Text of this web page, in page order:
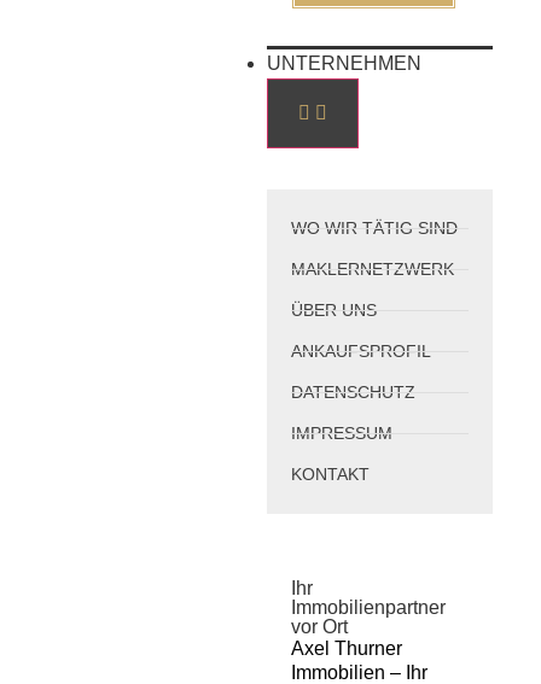
UNTERNEHMEN
WO WIR TÄTIG SIND
MAKLERNETZWERK
ÜBER UNS
ANKAUFSPROFIL
DATENSCHUTZ
IMPRESSUM
KONTAKT
Ihr
Immobilienpartner
vor Ort
Axel Thurner
Immobilien – Ihr